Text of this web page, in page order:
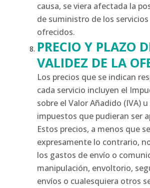
causa, se viera afectada la
de suministro de los servicios
ofrecidos.
PRECIO Y PLAZO
VALIDEZ DE LA
Los precios que se indican
cada servicio incluyen el
sobre el Valor Añadido (IVA)
impuestos que pudieran ser
Estos precios, a menos que
expresamente lo contrario,
los gastos de envío o
manipulación, envoltorio,
envíos o cualesquiera otros